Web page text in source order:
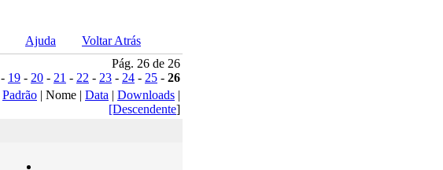
Ajuda
Voltar Atrás
Pág. 26 de 26
- 19 - 20 - 21 - 22 - 23 - 24 - 25 - 26
Padrão | Nome | Data | Downloads |
[Descendente]